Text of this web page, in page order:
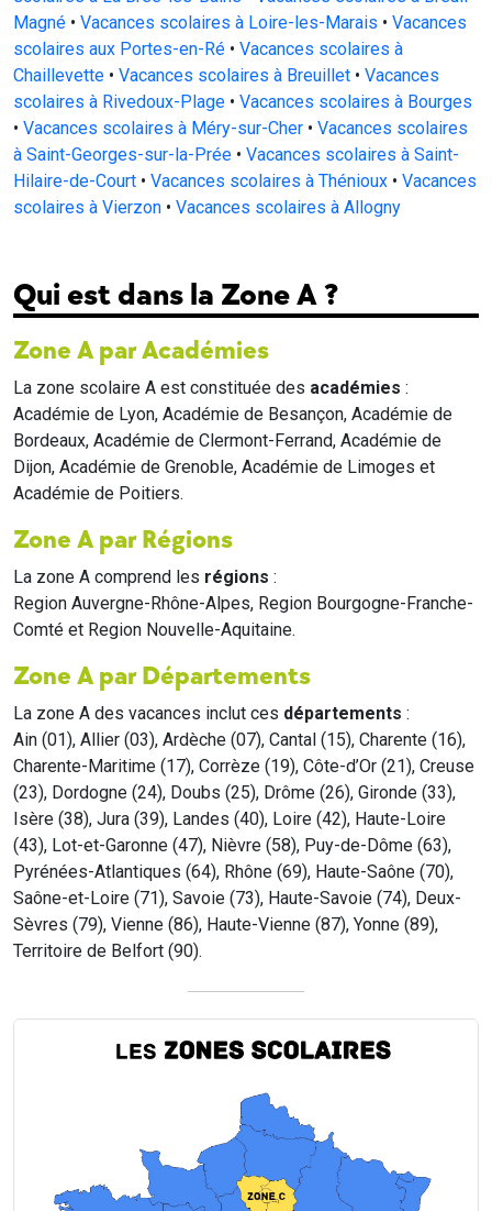
Magné • Vacances scolaires à Loire-les-Marais • Vacances
scolaires aux Portes-en-Ré • Vacances scolaires à
Chaillevette • Vacances scolaires à Breuillet • Vacances
scolaires à Rivedoux-Plage • Vacances scolaires à Bourges
• Vacances scolaires à Méry-sur-Cher • Vacances scolaires
à Saint-Georges-sur-la-Prée • Vacances scolaires à Saint-
Hilaire-de-Court • Vacances scolaires à Thénioux • Vacances
scolaires à Vierzon • Vacances scolaires à Allogny
Qui est dans la Zone A ?
Zone A par Académies
La zone scolaire A est constituée des académies :
Académie de Lyon, Académie de Besançon, Académie de
Bordeaux, Académie de Clermont-Ferrand, Académie de
Dijon, Académie de Grenoble, Académie de Limoges et
Académie de Poitiers.
Zone A par Régions
La zone A comprend les régions :
Region Auvergne-Rhône-Alpes, Region Bourgogne-Franche-
Comté et Region Nouvelle-Aquitaine.
Zone A par Départements
La zone A des vacances inclut ces départements :
Ain (01), Allier (03), Ardèche (07), Cantal (15), Charente (16),
Charente-Maritime (17), Corrèze (19), Côte-d’Or (21), Creuse
(23), Dordogne (24), Doubs (25), Drôme (26), Gironde (33),
Isère (38), Jura (39), Landes (40), Loire (42), Haute-Loire
(43), Lot-et-Garonne (47), Nièvre (58), Puy-de-Dôme (63),
Pyrénées-Atlantiques (64), Rhône (69), Haute-Saône (70),
Saône-et-Loire (71), Savoie (73), Haute-Savoie (74), Deux-
Sèvres (79), Vienne (86), Haute-Vienne (87), Yonne (89),
Territoire de Belfort (90).